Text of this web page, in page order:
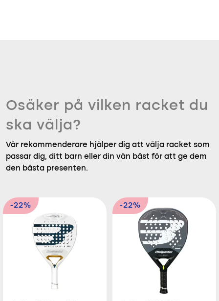
Osäker på vilken racket du
ska välja?
Vår rekommenderare hjälper dig att välja racket som
passar dig, ditt barn eller din vän bäst för att ge dem
den bästa presenten.
-22% -22%